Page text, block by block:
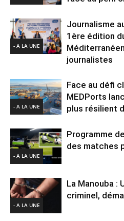
- A LA UNE
Journalisme
1ère édition
journalistes
- A LA UNE
Face au défi
MEDPorts
plus résilient
- A LA UNE
Programme
des matches
- A LA UNE
La Manouba :
criminel,